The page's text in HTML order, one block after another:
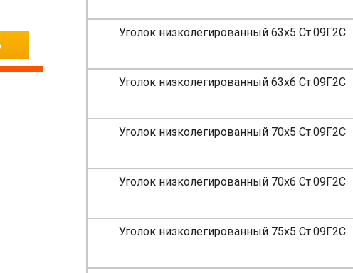
Уголок низколегированный 63х5 Ст.09Г2С
Уголок низколегированный 63х6 Ст.09Г2С
Уголок низколегированный 70х5 Ст.09Г2С
Уголок низколегированный 70х6 Ст.09Г2С
Уголок низколегированный 75х5 Ст.09Г2С